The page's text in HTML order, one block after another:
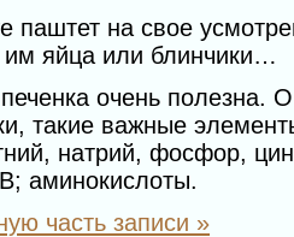
паштет на свое
яйца или блинчики…
очень полезна.
такие важные
натрий, фосфор,
аминокислоты.
часть записи »